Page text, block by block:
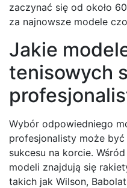
zaczynać się od około
za najnowsze modele
Jakie
tenisowych
Wybór odpowiedniego
profesjonalisty może
sukcesu na korcie.
modeli znajdują się
takich jak Wilson,